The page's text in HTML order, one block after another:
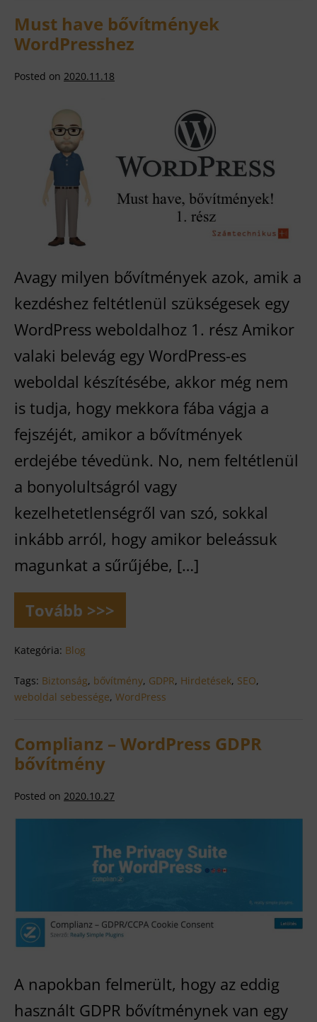
Must have bővítmények
WordPresshez
Posted on 2020.11.18
bővítmények
WordPresshez
Avagy milyen bővítmények azok, amik a
kezdéshez feltétlenül szükségesek egy
WordPress weboldalhoz 1. rész Amikor
valaki belevág egy WordPress-es
weboldal készítésébe, akkor még nem
is tudja, hogy mekkora fába vágja a
fejszéjét, amikor a bővítmények
erdejébe tévedünk. No, nem feltétlenül
a bonyolultságról vagy
kezelhetetlenségről van szó, sokkal
inkább arról, hogy amikor beleássuk
magunkat a sűrűjébe, […]
Tovább >>>
Must
have
bővítmények
Kategória: Blog
Tags: Biztonság, bővítmény, GDPR, Hirdetések, SEO,
weboldal sebessége, WordPress
Complianz – WordPress GDPR
bővítmény
Posted on 2020.10.27
GDPR
bővítmény
A napokban felmerült, hogy az eddig
használt GDPR bővítménynek van egy